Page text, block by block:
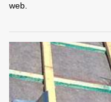
web.